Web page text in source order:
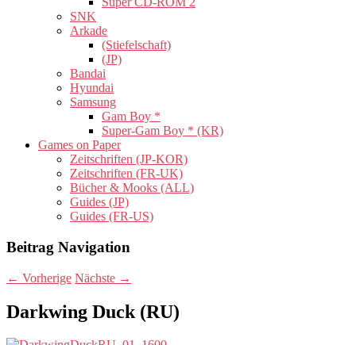
SNK
Arkade
(Stiefelschaft)
(JP)
Bandai
Hyundai
Samsung
Gam Boy *
Super-Gam Boy * (KR)
Games on Paper
Zeitschriften (JP-KOR)
Zeitschriften (FR-UK)
Bücher & Mooks (ALL)
Guides (JP)
Guides (FR-US)
Beitrag Navigation
← Vorherige Nächste →
Darkwing Duck (RU)